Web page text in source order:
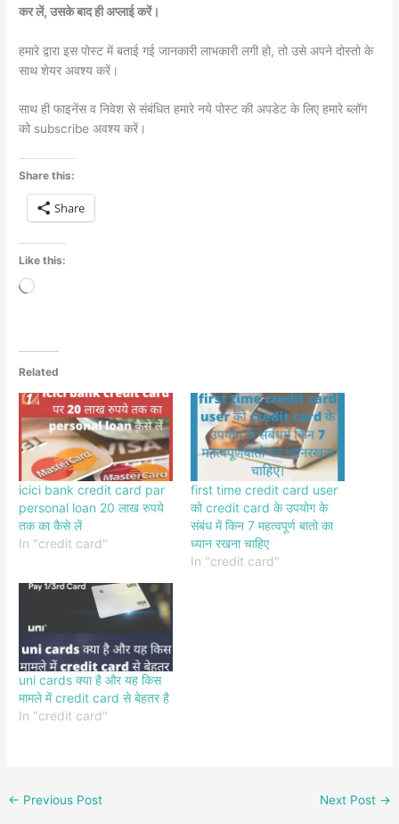
कर लें, उसके बाद ही अप्लाई करें।
हमारे द्वारा इस पोस्ट में बताई गई जानकारी लाभकारी लगी हो, तो उसे अपने दोस्तो के
साथ शेयर अवश्य करें।
साथ ही फाइनेंस व निवेश से संबंधित हमारे नये पोस्ट की अपडेट के लिए हमारे ब्लॉग
को subscribe अवश्य करें।
Share this:
Share
Like this:
Loading…
Related
icici bank credit card par
personal loan 20 लाख रुपये
तक का कैसे लें
In "credit card"
first time credit card user
को credit card के उपयोग के
संबंध में किन 7 महत्वपूर्ण बातो का
ध्यान रखना चाहिए
In "credit card"
uni cards क्या है और यह किस
मामले में credit card से बेहतर है
In "credit card"
← Previous Post Next Post →